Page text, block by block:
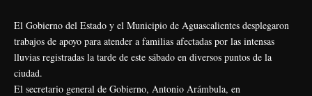
El Gobierno del Estado y el Municipio de Aguascalientes desplegaron
trabajos de apoyo para atender a familias afectadas por las intensas
lluvias registradas la tarde de este sábado en diversos puntos de la
ciudad.
El secretario general de Gobierno, Antonio Arámbula, en